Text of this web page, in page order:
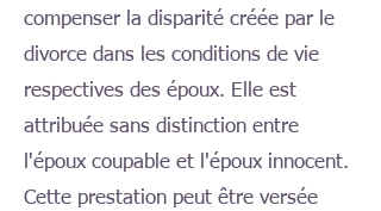
compenser la disparité créée par le
divorce dans les conditions de vie
respectives des époux. Elle est
attribuée sans distinction entre
l'époux coupable et l'époux innocent.
Cette prestation peut être versée